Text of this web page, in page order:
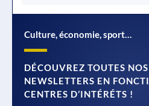
Culture, économie, sport…
DÉCOUVREZ TOUTES NOS
NEWSLETTERS EN
CENTRES D’INTÉRÉTS !